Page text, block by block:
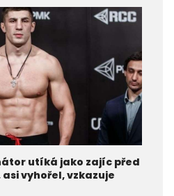
utíká jako zajíc před
vyhořel, vzkazuje